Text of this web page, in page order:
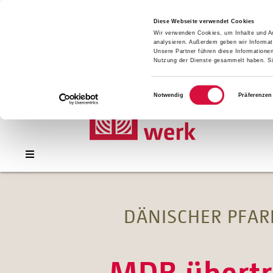
Diese Webseite verwendet Cookies
Wir verwenden Cookies, um Inhalte und
analysieren. Außerdem geben wir
Unsere Partner führen diese
Nutzung der Dienste gesammelt haben.
Einwilligungsauswahl
Notwendig
Präferenzen
DÄNISCHER